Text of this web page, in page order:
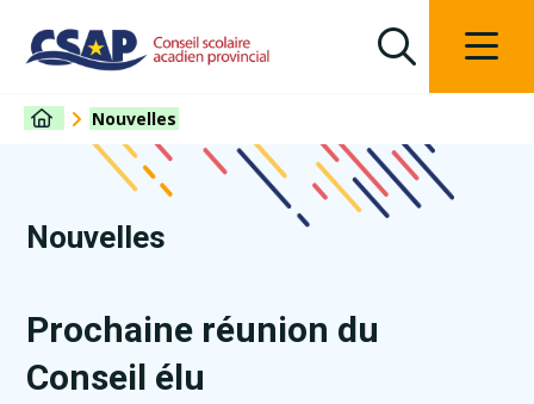
Nouvelles
Nouvelles
Prochaine réunion du
Conseil élu